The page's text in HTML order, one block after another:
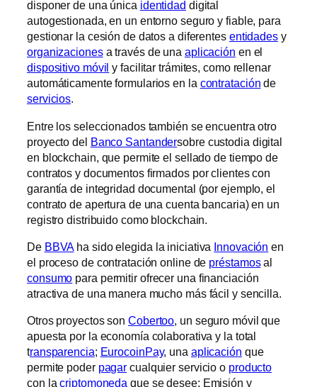
disponer de una única identidad digital
autogestionada, en un entorno seguro y fiable, para
gestionar la cesión de datos a diferentes entidadesy
organizacionesa través de una aplicación en el
dispositivo móvil y facilitar trámites, como rellenar
automáticamente formularios en la contratación de
servicios.
Entre los seleccionados también se encuentra otro
proyecto del Banco Santandersobre custodia digital
en blockchain, que permite el sellado de tiempo de
contratos y documentos firmados por clientes con
garantía de integridad documental (por ejemplo, el
contrato de apertura de una cuenta bancaria) en un
registro distribuido como blockchain.
De BBVAha sido elegida la iniciativa Innovación en
el proceso de contratación online de préstamosal
consumo para permitir ofrecer una financiación
atractiva de una manera mucho más fácil y sencilla.
Otros proyectos son Cobertoo, un seguro móvil que
apuesta por la economía colaborativa y la total
transparencia; EurocoinPay, una aplicación que
permite poder pagar cualquier servicio o producto
con lacriptomoneda que se desee; Emisión y